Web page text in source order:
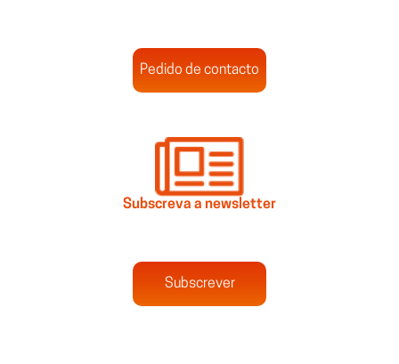
Pedido de contacto
Subscreva a newsletter
Subscrever